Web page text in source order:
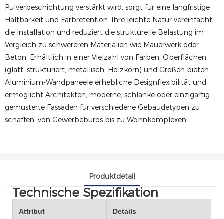
Pulverbeschichtung verstärkt wird, sorgt für eine langfristige
Haltbarkeit und Farbretention. Ihre leichte Natur vereinfacht
die Installation und reduziert die strukturelle Belastung im
Vergleich zu schwereren Materialien wie Mauerwerk oder
Beton. Erhältlich in einer Vielzahl von Farben, Oberflächen
(glatt, strukturiert, metallisch, Holzkorn) und Größen bieten
Aluminium-Wandpaneele erhebliche Designflexibilität und
ermöglicht Architekten, moderne, schlanke oder einzigartig
gemusterte Fassaden für verschiedene Gebäudetypen zu
schaffen, von Gewerbebüros bis zu Wohnkomplexen.
Produktdetail
Technische Spezifikation
Attribut Details